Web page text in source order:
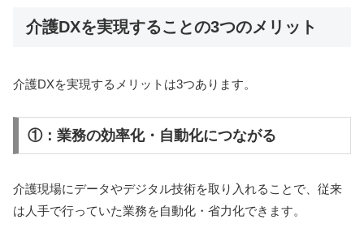
介護DXを実現することの3つのメリット
介護DXを実現するメリットは3つあります。
①：業務の効率化・自動化につながる
介護現場にデータやデジタル技術を取り入れることで、従来
は人手で行っていた業務を自動化・省力化できます。